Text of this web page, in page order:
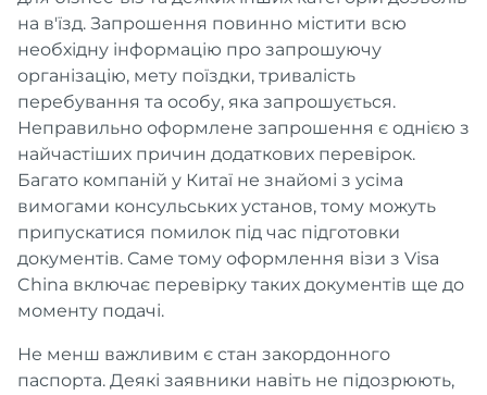
на в'їзд. Запрошення повинно містити всю
необхідну інформацію про запрошуючу
організацію, мету поїздки, тривалість
перебування та особу, яка запрошується.
Неправильно оформлене запрошення є однією з
найчастіших причин додаткових перевірок.
Багато компаній у Китаї не знайомі з усіма
вимогами консульських установ, тому можуть
припускатися помилок під час підготовки
документів. Саме тому оформлення візи з Visa
China включає перевірку таких документів ще до
моменту подачі.
Не менш важливим є стан закордонного
паспорта. Деякі заявники навіть не підозрюють,